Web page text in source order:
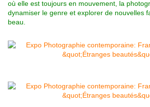
où elle est toujours en mouvement, la
dynamiser le genre et explorer de nouvelles
beau.